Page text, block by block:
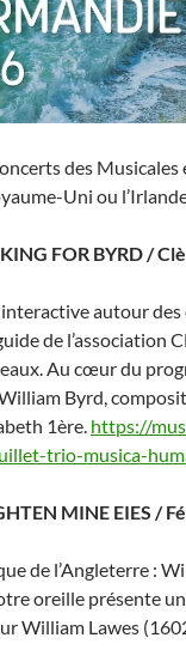
des
Uni ou
FOR BYRD /
autour des
de l’association
Au cœur du
Byrd,
1ère. https://
trio-musica-
MINE EIES /
de l’Angleterre :
oreille présente
William Lawes